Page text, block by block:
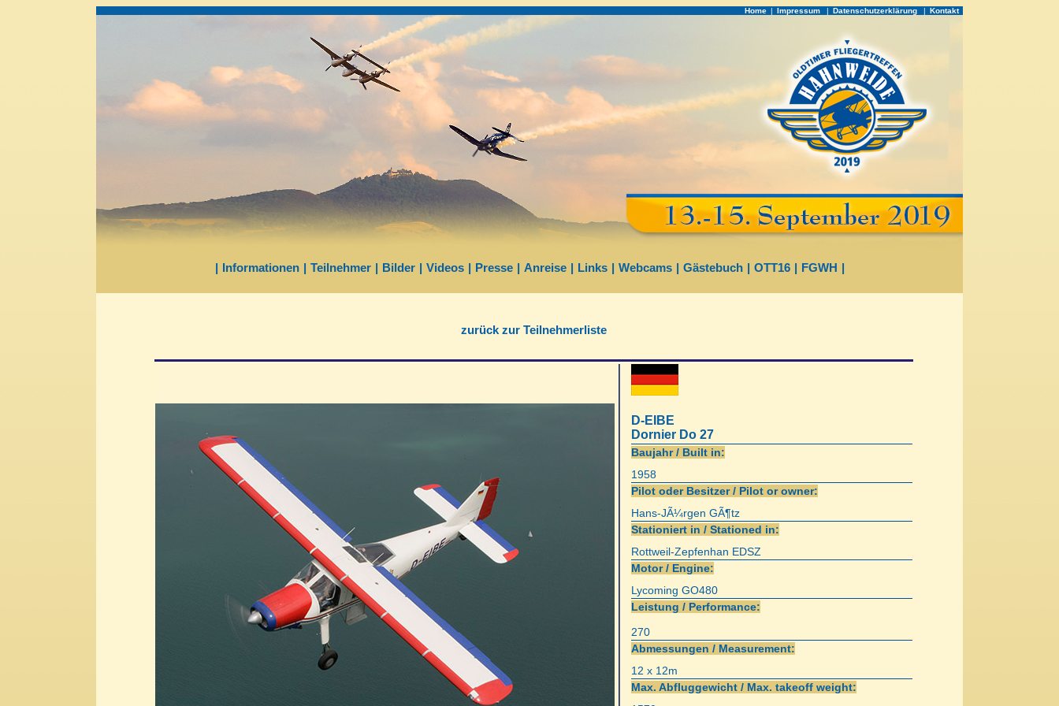
Home | Impressum | Datenschutzerklärung | Kontakt
| Informationen | Teilnehmer | Bilder | Videos | Presse | Anreise | Links | Webcams | Gästebuch | OTT16 | FGWH |
zurück zur Teilnehmerliste
D-EIBE
Dornier Do 27
Baujahr / Built in:
1958
Pilot oder Besitzer / Pilot or owner:
Hans-JÃ¼rgen GÃ¶tz
Stationiert in / Stationed in:
Rottweil-Zepfenhan EDSZ
Motor / Engine:
Lycoming GO480
Leistung / Performance:
270
Abmessungen / Measurement:
12 x 12m
Max. Abfluggewicht / Max. takeoff weight: